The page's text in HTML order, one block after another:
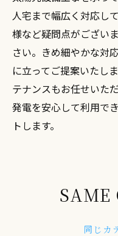
人宅まで幅広く対応し
様など疑問点がござい
さい。きめ細やかな対
に立ってご提案いたし
テナンスもお任せいた
発電を安心して利用で
トします。
同じカ
SAME